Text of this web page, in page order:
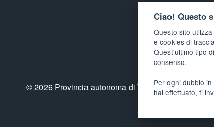
© 2026 Provincia autonoma di Trento - Agenzia per
Ciao! Questo
Questo sito
e cookies di
Quest'ultimo tipo
consenso.
Per ogni dubbio
hai effettuato, ti